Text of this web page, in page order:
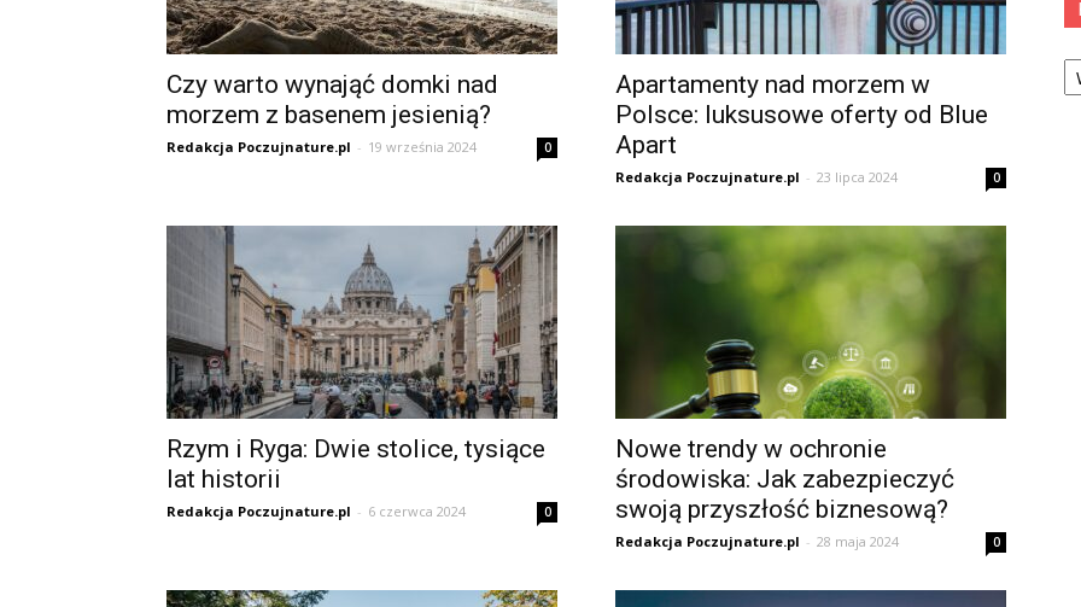
Czy warto wynająć domki nad
morzem z basenem jesienią?
Redakcja Poczujnature.pl - 19 września 2024 0
Apartamenty nad morzem w
Polsce: luksusowe oferty od Blue
Apart
Redakcja Poczujnature.pl - 23 lipca 2024 0
Rzym i Ryga: Dwie stolice, tysiące
lat historii
Redakcja Poczujnature.pl - 6 czerwca 2024 0
Nowe trendy w ochronie
środowiska: Jak zabezpieczyć
swoją przyszłość biznesową?
Redakcja Poczujnature.pl - 28 maja 2024 0